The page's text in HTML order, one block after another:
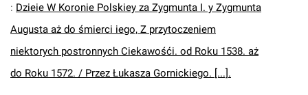
: Dzieie W Koronie Polskiey za Zygmunta I. y Zygmunta
Augusta aż do śmierci iego, Z przytoczeniem
niektorych postronnych Ciekawośći. od Roku 1538. aż
do Roku 1572. / Przez Łukasza Gornickiego. [...].